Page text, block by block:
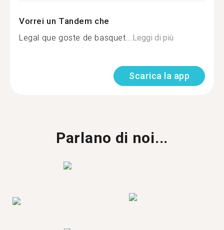
Vorrei un Tandem che
Legal que goste de basquet...Leggi di più
Scarica la app
Parlano di noi...